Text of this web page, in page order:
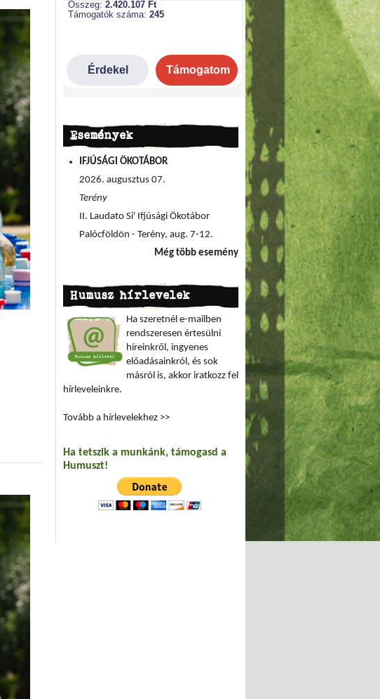
Események
IFJÚSÁGI ÖKOTÁBOR
2026. augusztus 07.
Terény
II. Laudato Si' Ifjúsági Ökotábor
Palócföldön - Terény, aug. 7-12.
Még több esemény
Humusz hírlevelek
Ha szeretnél e-mailben
rendszeresen értesülni
híreinkről, ingyenes
előadásainkról, és sok
másról is, akkor iratkozz fel
hírleveleinkre.
Tovább a hírlevelekhez >>
Ha tetszik a munkánk, támogasd a
Humuszt!